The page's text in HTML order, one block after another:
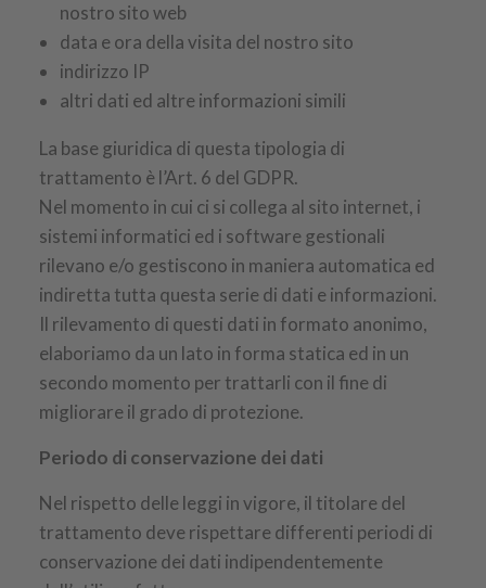
nostro sito web
data e ora della visita del nostro sito
indirizzo IP
altri dati ed altre informazioni simili
La base giuridica di questa tipologia di
trattamento è l’Art. 6 del GDPR.
Nel momento in cui ci si collega al sito internet, i
sistemi informatici ed i software gestionali
rilevano e/o gestiscono in maniera automatica ed
indiretta tutta questa serie di dati e informazioni.
Il rilevamento di questi dati in formato anonimo,
elaboriamo da un lato in forma statica ed in un
secondo momento per trattarli con il fine di
migliorare il grado di protezione.
Periodo di conservazione dei dati
Nel rispetto delle leggi in vigore, il titolare del
trattamento deve rispettare differenti periodi di
conservazione dei dati indipendentemente